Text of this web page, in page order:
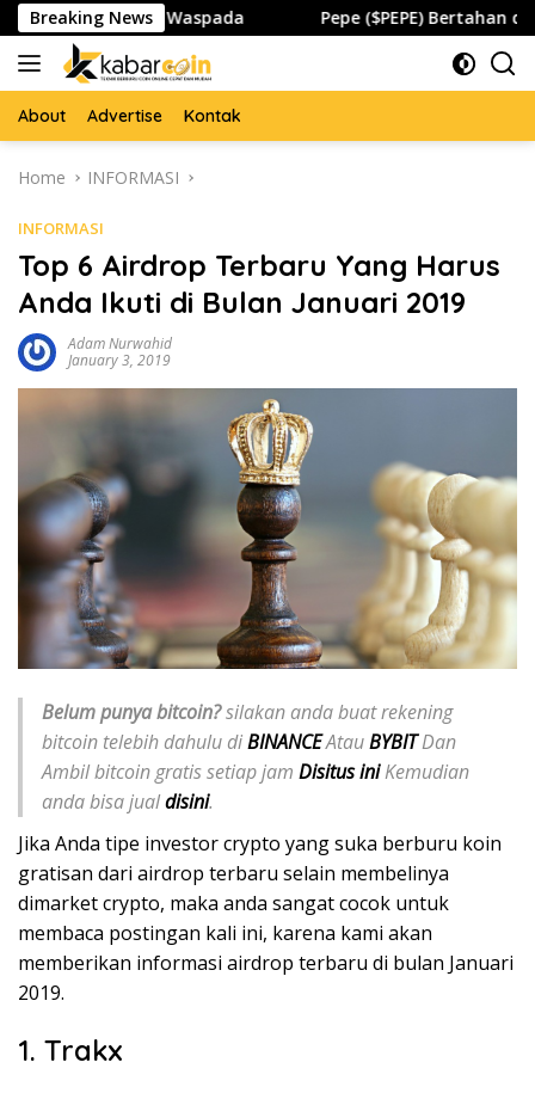
Skip
to
content
Breaking News
Global Waspada Pepe ($PEPE) Bertahan di Zona
About Advertise Kontak
Home INFORMASI
INFORMASI
Top 6 Airdrop Terbaru Yang Harus
Anda Ikuti di Bulan Januari 2019
Adam Nurwahid
January 3, 2019
Belum punya bitcoin?silakan anda buat rekening
bitcoin telebih dahulu diBINANCEAtauBYBITDan
Ambil bitcoin gratis setiap jam Disitus iniKemudian
anda bisa jualdisini.
Jika Anda tipe investor crypto yang suka berburu koin
gratisan dari airdrop terbaru selain membelinya
dimarket crypto, maka anda sangat cocok untuk
membaca postingan kali ini, karena kami akan
memberikan informasi airdrop terbaru di bulan Januari
2019.
1. Trakx